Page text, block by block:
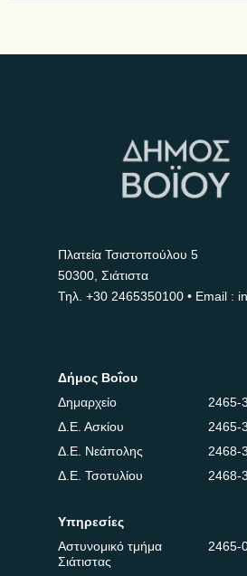
Πλατεία Τσιστοπούλου 5
50300, Σιάτιστα
Τηλ. +30 2465350100 • Email :
Δήμος Βοΐου
Δημαρχείο
2465-
Δ.Ε. Ασκίου
2465-
Δ.Ε. Νεάπολης
2468-
Δ.Ε. Τσοτυλίου
2468-
Υπηρεσίες
Αστυνομικό τμήμα
Σιάτιστας
2465-